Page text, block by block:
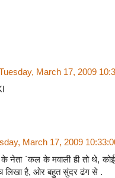
March 17, 2009
March 17, 2009
´कल के मवाली ही तो थे, कोई
है, ओर बहुत सुंदर ढंग से .